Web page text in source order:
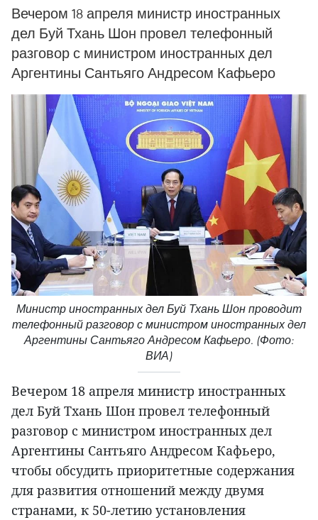
Вечером 18 апреля министр иностранных
дел Буй Тхань Шон провел телефонный
разговор с министром иностранных дел
Аргентины Сантьяго Андресом Кафьеро
Министр иностранных дел Буй Тхань Шон проводит
телефонный разговор с министром иностранных дел
Аргентины Сантьяго Андресом Кафьеро. (Фото:
ВИА)
Вечером 18 апреля министр иностранных
дел Буй Тхань Шон провел телефонный
разговор с министром иностранных дел
Аргентины Сантьяго Андресом Кафьеро,
чтобы обсудить приоритетные содержания
для развития отношений между двумя
странами, к 50-летию установления